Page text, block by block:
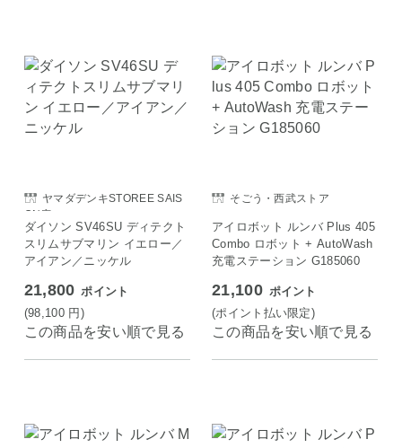
ヤマダデンキSTOREE SAIS
ON店
ダイソン SV46SU ディテクト
スリムサブマリン イエロー／
アイアン／ニッケル
21,800 ポイント
(98,100 円)
この商品を安い順で見る
そごう・西武ストア
アイロボット ルンバ Plus 405
Combo ロボット + AutoWash
充電ステーション G185060
21,100 ポイント
(ポイント払い限定)
この商品を安い順で見る